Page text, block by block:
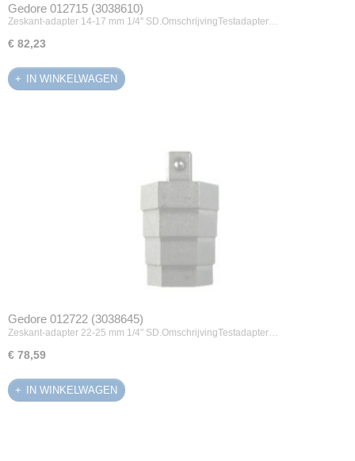
Gedore 012715 (3038610)
Zeskant-adapter 14-17 mm 1/4" SD.OmschrijvingTestadapter…
€ 82,23
IN WINKELWAGEN
Gedore 012722 (3038645)
Zeskant-adapter 22-25 mm 1/4" SD.OmschrijvingTestadapter…
€ 78,59
IN WINKELWAGEN